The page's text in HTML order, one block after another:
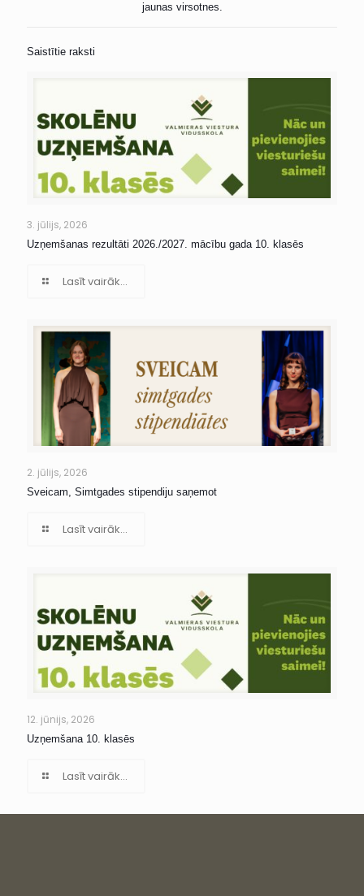
jaunas virsotnes.
Saistītie raksti
3. jūlijs, 2026
Uzņemšanas rezultāti 2026./2027. mācību gada 10. klasēs
Lasīt vairāk...
2. jūlijs, 2026
Sveicam, Simtgades stipendiju saņemot
Lasīt vairāk...
12. jūnijs, 2026
Uzņemšana 10. klasēs
Lasīt vairāk...